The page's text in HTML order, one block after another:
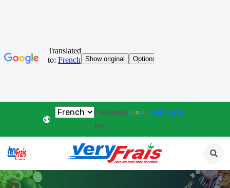
Powered
by
Translate